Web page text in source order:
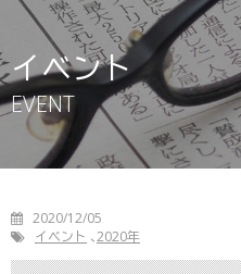
イベント
EVENT
2020/12/05
イベント
2020年